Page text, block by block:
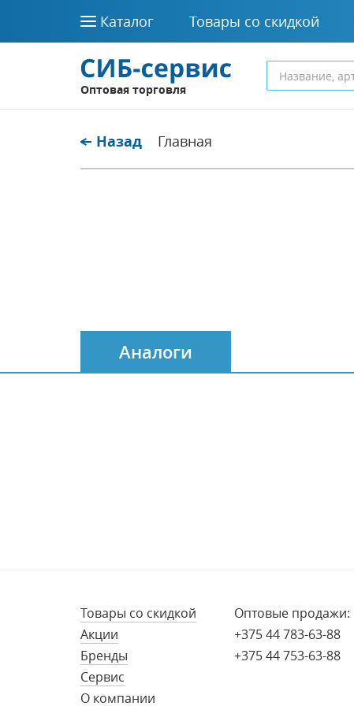
Каталог Товары со скидкой
Оптовая торговля
Назад Главная
Аналоги
Товары со скидкой
Акции
Бренды
Сервис
О компании
Оптовые продажи:
+375 44 783-63-88
+375 44 753-63-88